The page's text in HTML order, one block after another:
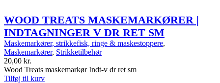
WOOD TREATS MASKEMARKØRER |
INDTAGNINGER V DR RET SM
Maskemarkører, strikkefisk, ringe & maskestoppere,
Maskemarkører, Strikketilbehør
20,00 kr.
Wood Treats maskemarkør Indt-v dr ret sm
Tilføj til kurv